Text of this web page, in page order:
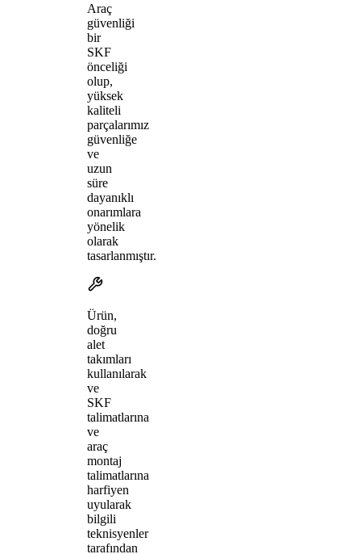
Araç
güvenliği
bir
SKF
önceliği
olup,
yüksek
kaliteli
parçalarımız
güvenliğe
ve
uzun
süre
dayanıklı
onarımlara
yönelik
olarak
tasarlanmıştır.
Ürün,
doğru
alet
takımları
kullanılarak
ve
SKF
talimatlarına
ve
araç
montaj
talimatlarına
harfiyen
uyularak
bilgili
teknisyenler
tarafından